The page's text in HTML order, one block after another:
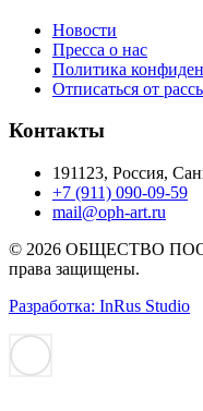
Новости
Пресса о нас
Политика
Отписаться от
Контакты
191123, Россия,
+7 (911) 090-09-59
mail@oph-art.ru
© 2026 ОБЩЕСТВО
права защищены.
Разработка: InRus Studio